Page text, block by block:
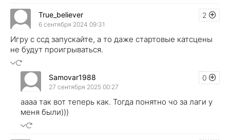
2
True_believer
6 сентября 2024 09:31
Игру с ссд запускайте, а то даже стартовые катсцены
не будут проигрываться.
0
Samovar1988
27 сентября 2025 00:27
аааа так вот теперь как. Тогда понятно чо за лаги у
меня были)))